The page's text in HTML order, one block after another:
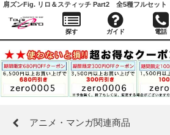
アニメ・マンガ関連商品
探す ガイド 電話